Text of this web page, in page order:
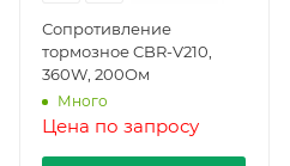
Сопротивление
тормозное CBR-V210,
360W, 200Ом
Много
Цена по запросу